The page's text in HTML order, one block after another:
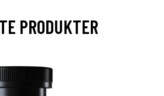
PRODUKTER